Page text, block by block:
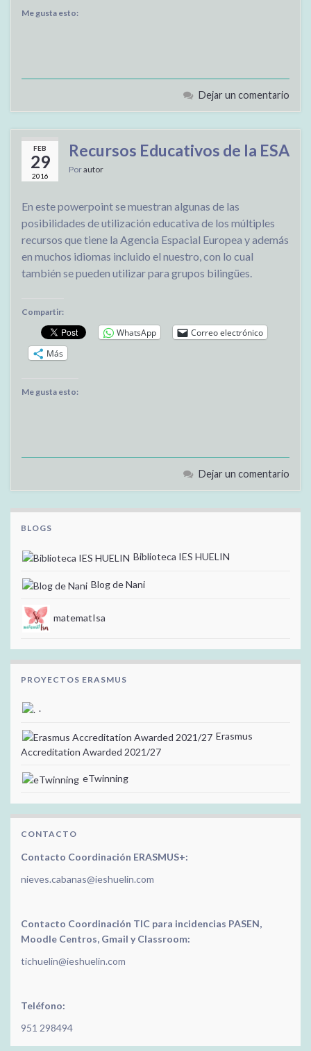
Me gusta esto:
Dejar un comentario
FEB
29
2016
Recursos Educativos de la ESA
Porautor
En este powerpoint se muestran algunas de las
posibilidades de utilización educativa de los múltiples
recursos que tiene la Agencia Espacial Europea y además
en muchos idiomas incluido el nuestro, con lo cual
también se pueden utilizar para grupos bilingües.
Compartir:
WhatsApp
Correo electrónico
Más
Me gusta esto:
Dejar un comentario
BLOGS
Biblioteca IES HUELIN
Blog de Nani
matematIsa
PROYECTOS ERASMUS
.
Erasmus
Accreditation Awarded 2021/27
eTwinning
CONTACTO
Contacto Coordinación ERASMUS+:
nieves.cabanas@ieshuelin.com
Contacto Coordinación TIC para incidencias PASEN,
Moodle Centros, Gmail y Classroom:
tichuelin@ieshuelin.com
Teléfono:
951 298494